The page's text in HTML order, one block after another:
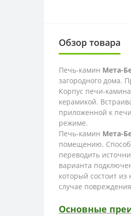
Обзор товара
Печь-камин Мета-
загородного дома.
Корпус печи-камина
керамикой.
приложенной к
режиме.
Печь-камин Мета-
помещению.
переводить
варианта
который состоит
случае
Основные